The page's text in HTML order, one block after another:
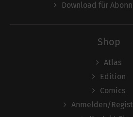
Download für
Shop
Atlas
Edition
Comics
Anmelden/